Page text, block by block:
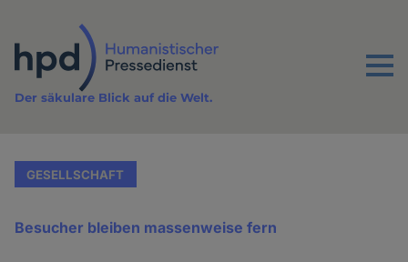
Inhalt
Menu
Der säkulare Blick auf die Welt.
GESELLSCHAFT
Besucher bleiben massenweise fern